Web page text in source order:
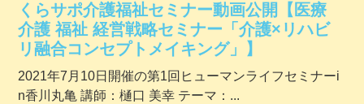
くらサポ介護福祉セミナー動画公開【医療
介護 福祉 経営戦略セミナー「介護×リハビ
リ融合コンセプトメイキング」】
2021年7月10日開催の第1回ヒューマンライフセミナーi
n香川丸亀 講師：樋口 美幸 テーマ：...